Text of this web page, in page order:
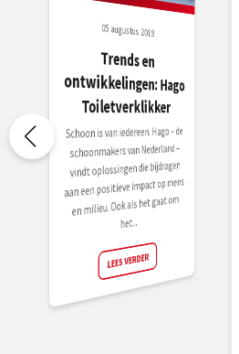
05 augustus 2019
Trends en
ontwikkelingen: Hago
Toiletverklikker
Schoon is van iedereen. Hago – de
schoonmakers van Nederland –
vindt oplossingen die bijdragen
aan een positieve impact op mens
en milieu. Ook als het gaat om
het...
LEES VERDER